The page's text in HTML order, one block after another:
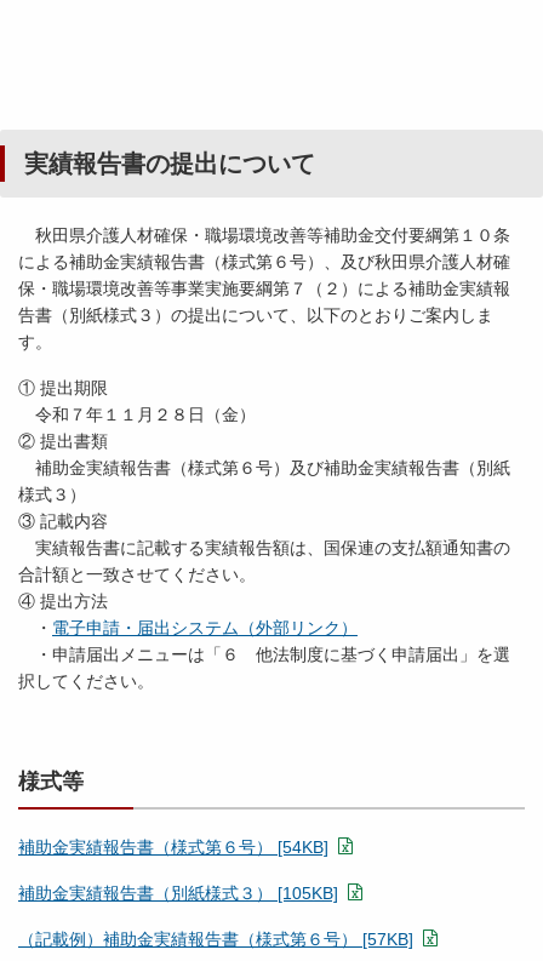
実績報告書の提出について
秋田県介護人材確保・職場環境改善等補助金交付要綱第１０条
による補助金実績報告書（様式第６号）、及び秋田県介護人材確
保・職場環境改善等事業実施要綱第７（２）による補助金実績報
告書（別紙様式３）の提出について、以下のとおりご案内しま
す。
① 提出期限
令和７年１１月２８日（金）
② 提出書類
補助金実績報告書（様式第６号）及び補助金実績報告書（別紙
様式３）
③ 記載内容
実績報告書に記載する実績報告額は、国保連の支払額通知書の
合計額と一致させてください。
④ 提出方法
・ 電子申請・届出システム（外部リンク）
・申請届出メニューは「６ 他法制度に基づく申請届出」を選
択してください。
様式等
補助金実績報告書（様式第６号） [54KB]
補助金実績報告書（別紙様式３） [105KB]
（記載例）補助金実績報告書（様式第６号） [57KB]